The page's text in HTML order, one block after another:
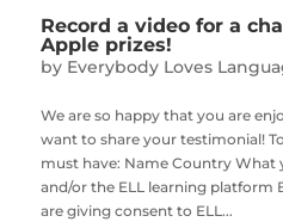
Record a video for a
Apple prizes!
by Everybody Loves
We are so happy that you are
want to share your testimonial!
must have: Name Country What
and/or the ELL learning platform
are giving consent to ELL...